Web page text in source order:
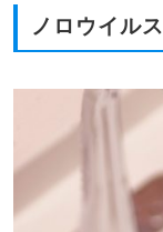
ノロウイル